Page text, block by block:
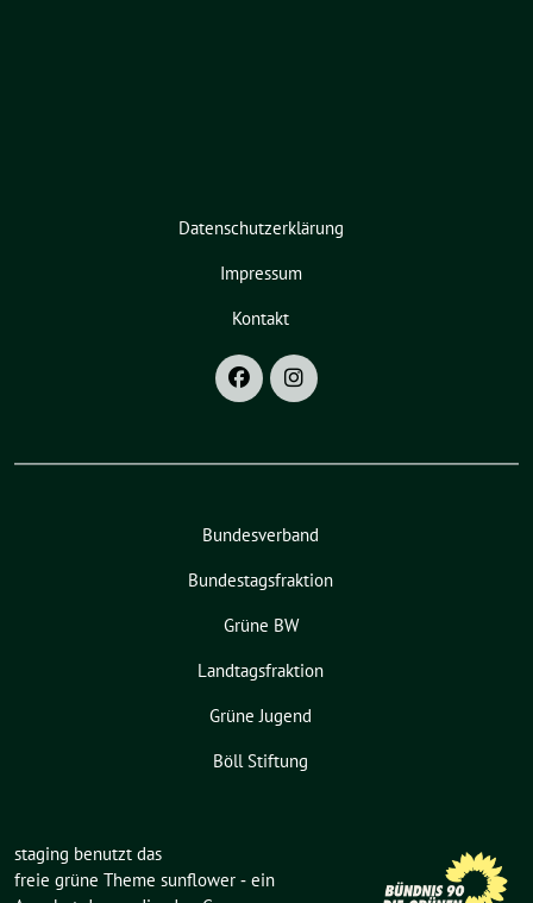
Datenschutzerklärung
Impressum
Kontakt
Bundesverband
Bundestagsfraktion
Grüne BW
Landtagsfraktion
Grüne Jugend
Böll Stiftung
staging benutzt das
freie grüne Theme sunflower ‐ ein